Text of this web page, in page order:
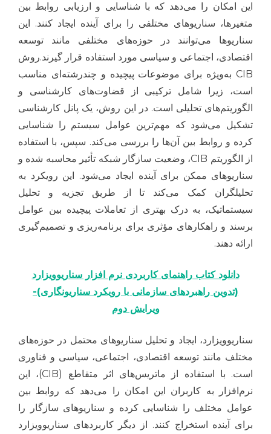
این امکان را می‌دهد که با شناسایی و ارزیابی روابط بین
متغیرها، سناریوهای مختلفی را برای آینده ایجاد کنند. این
سناریوها می‌توانند در حوزه‌های مختلفی مانند توسعه
اقتصادی، اجتماعی و سیاسی مورد استفاده قرار گیرند.روش
CIB به‌ویژه برای موضوعات پیچیده و چندرشته‌ای مناسب
است، زیرا شامل ترکیبی از قضاوت‌های کارشناسی و
الگوریتم‌های تحلیلی است. در این روش، یک پانل کارشناسی
تشکیل می‌شود که مهم‌ترین عوامل سیستم را شناسایی
کرده و روابط بین آن‌ها را بررسی می‌کند. سپس، با استفاده
از الگوریتم CIB، وضعیت سازگار شبکه تأثیر محاسبه شده و
سناریوهای ممکن برای آینده ایجاد می‌شود. این رویکرد به
تحلیلگران کمک می‌کند تا از طریق تجزیه و تحلیل
سیستماتیک، به درک بهتری از تعاملات پیچیده بین عوامل
برسند و راهکارهای مؤثری برای برنامه‌ریزی و تصمیم‌گیری
ارائه دهند.
دانلود کتاب راهنمای کاربردی نرم افزار سناریوویزارد
(تدوین راهبردهای سازمانی با رویکرد سناریونگاری)-
ویرایش دوم
سناریوویزارد، ایجاد و تحلیل سناریوهای محتمل در حوزه‌های
مختلف مانند توسعه اقتصادی، اجتماعی، سیاسی و فناوری
است. با استفاده از ماتریس‌های اثر متقاطع (CIB)، این
نرم‌افزار به کاربران این امکان را می‌دهد که روابط بین
عوامل مختلف را شناسایی کرده و سناریوهای سازگار را
برای آینده استخراج کنند. از دیگر کاربردهای سناریوویزارد